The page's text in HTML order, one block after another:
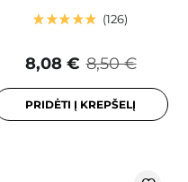
126
8,50 €
8,08 €
PRIDĖTI Į KREPŠELĮ